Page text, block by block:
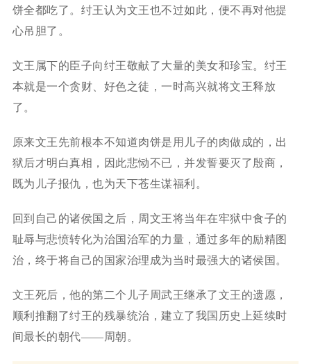
饼全都吃了。纣王认为文王也不过如此，便不再对他提
心吊胆了。
文王属下的臣子向纣王敬献了大量的美女和珍宝。纣王
本就是一个贪财、好色之徒，一时高兴就将文王释放
了。
原来文王先前根本不知道肉饼是用儿子的肉做成的，出
狱后才明白真相，因此悲恸不已，并发誓要灭了殷商，
既为儿子报仇，也为天下苍生谋福利。
回到自己的诸侯国之后，周文王将当年在牢狱中食子的
耻辱与悲愤转化为治国治军的力量，通过多年的励精图
治，终于将自己的国家治理成为当时最强大的诸侯国。
文王死后，他的第二个儿子周武王继承了文王的遗愿，
顺利推翻了纣王的残暴统治，建立了我国历史上延续时
间最长的朝代——周朝。